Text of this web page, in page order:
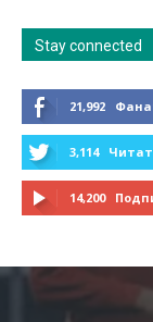
Stay connected
21,992
3,114
14,200